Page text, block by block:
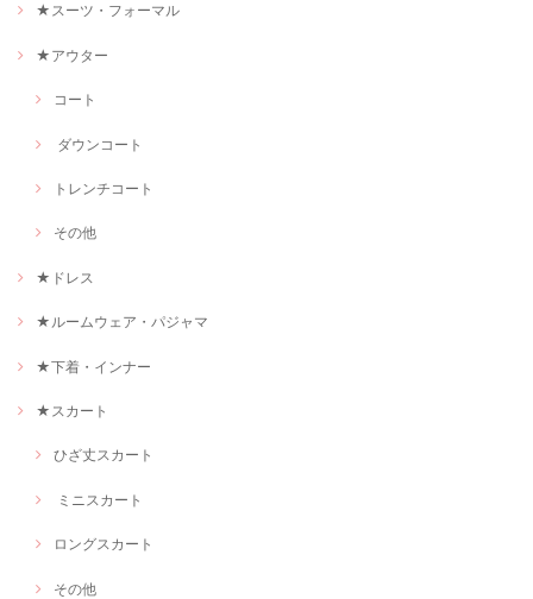
★スーツ・フォーマル
★アウター
コート
ダウンコート
トレンチコート
その他
★ドレス
★ルームウェア・パジャマ
★下着・インナー
★スカート
ひざ丈スカート
ミニスカート
ロングスカート
その他